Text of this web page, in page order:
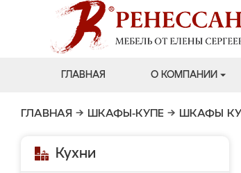
ГЛАВНАЯ О КОМПАНИИ
ГЛАВНАЯ → ШКАФЫ-КУПЕ → ШКАФЫ
Кухни